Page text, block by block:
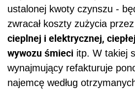
ustalonej kwoty czynszu -
zwracał koszty zużycia przez
cieplnej i elektrycznej,
wywozu śmieci itp. W takiej
wynajmujący refakturuje
najemcę według